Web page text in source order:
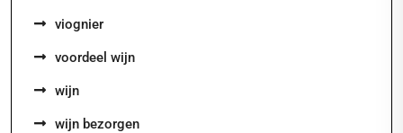
viognier
voordeel wijn
wijn
wijn bezorgen